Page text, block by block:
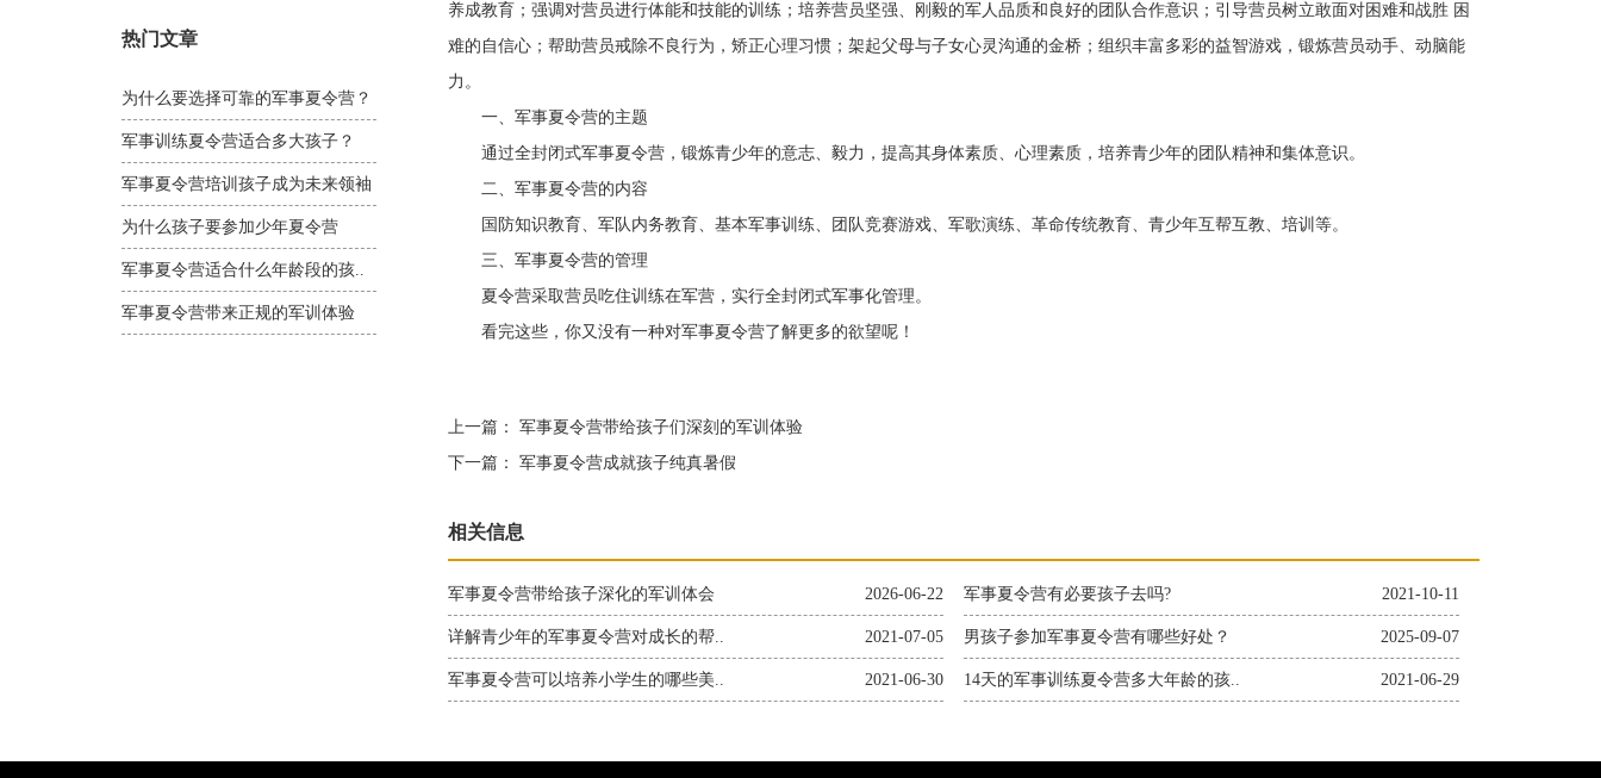
热门文章
为什么要选择可靠的军事夏令营？
军事训练夏令营适合多大孩子？
军事夏令营培训孩子成为未来领袖
为什么孩子要参加少年夏令营
军事夏令营适合什么年龄段的孩..
军事夏令营带来正规的军训体验
养成教育；强调对营员进行体能和技能的训练；培养营员坚强、刚毅的军人品质和良好的团队合作意识；引导营员树立敢面对困难和战胜 困
难的自信心；帮助营员戒除不良行为，矫正心理习惯；架起父母与子女心灵沟通的金桥；组织丰富多彩的益智游戏，锻炼营员动手、动脑能
力。
一、军事夏令营的主题
通过全封闭式军事夏令营，锻炼青少年的意志、毅力，提高其身体素质、心理素质，培养青少年的团队精神和集体意识。
二、军事夏令营的内容
国防知识教育、军队内务教育、基本军事训练、团队竞赛游戏、军歌演练、革命传统教育、青少年互帮互教、培训等。
三、军事夏令营的管理
夏令营采取营员吃住训练在军营，实行全封闭式军事化管理。
看完这些，你又没有一种对军事夏令营了解更多的欲望呢！
上一篇：
军事夏令营带给孩子们深刻的军训体验
下一篇：
军事夏令营成就孩子纯真暑假
相关信息
2026-06-22
军事夏令营带给孩子深化的军训体会 2021-10-11
军事夏令营有必要孩子去吗?
2021-07-05
详解青少年的军事夏令营对成长的帮.. 2025-09-07
男孩子参加军事夏令营有哪些好处？
2021-06-30
军事夏令营可以培养小学生的哪些美.. 2021-06-29
14天的军事训练夏令营多大年龄的孩..